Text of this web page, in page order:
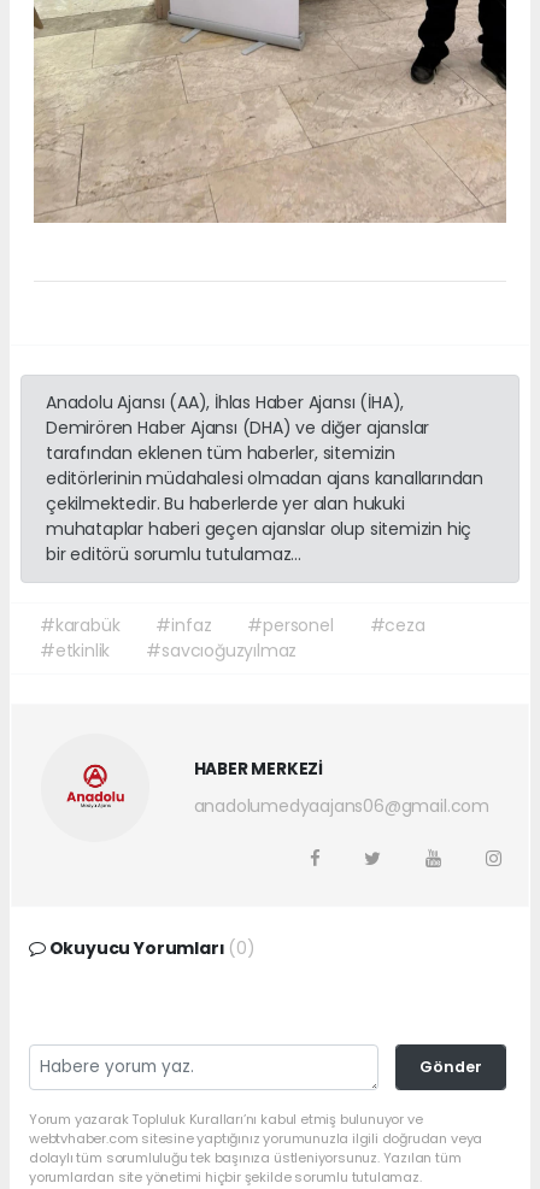
Anadolu Ajansı (AA), İhlas Haber Ajansı (İHA),
Demirören Haber Ajansı (DHA) ve diğer ajanslar
tarafından eklenen tüm haberler, sitemizin
editörlerinin müdahalesi olmadan ajans kanallarından
çekilmektedir. Bu haberlerde yer alan hukuki
muhataplar haberi geçen ajanslar olup sitemizin hiç
bir editörü sorumlu tutulamaz...
#karabük #infaz #personel
#ceza
#etkinlik
#savcıoğuzyılmaz
HABER MERKEZİ
anadolumedyaajans06@gmail.com
Okuyucu Yorumları (0)
Gönder
Yorum yazarak Topluluk Kuralları’nı kabul etmiş bulunuyor ve
webtvhaber.com sitesine yaptığınız yorumunuzla ilgili doğrudan veya
dolaylı tüm sorumluluğu tek başınıza üstleniyorsunuz. Yazılan tüm
yorumlardan site yönetimi hiçbir şekilde sorumlu tutulamaz.